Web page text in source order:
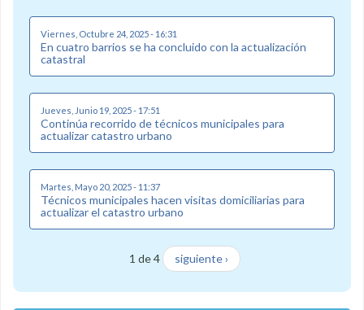
Viernes, Octubre 24, 2025 - 16:31
En cuatro barrios se ha concluido con la actualización
catastral
Jueves, Junio 19, 2025 - 17:51
Continúa recorrido de técnicos municipales para
actualizar catastro urbano
Martes, Mayo 20, 2025 - 11:37
Técnicos municipales hacen visitas domiciliarias para
actualizar el catastro urbano
1 de 4 siguiente ›